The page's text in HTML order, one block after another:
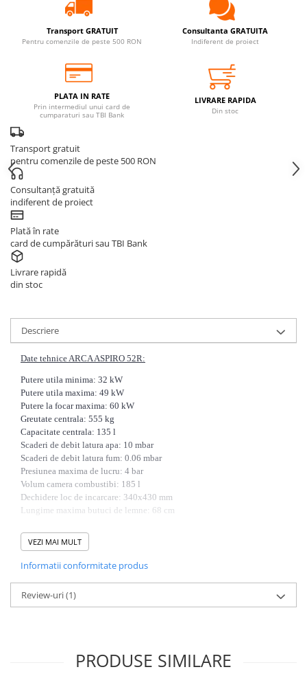
Transport GRATUIT
Pentru comenzile de peste 500 RON
Consultanta GRATUITA
Indiferent de proiect
PLATA IN RATE
Prin intermediul unui card de
cumparaturi sau TBI Bank
LIVRARE RAPIDA
Din stoc
Transport gratuit
pentru comenzile de peste 500 RON
Consultanță gratuită
indiferent de proiect
Plată în rate
card de cumpărături sau TBI Bank
Livrare rapidă
din stoc
Descriere
Date tehnice ARCA ASPIRO 52R:
Putere utila minima: 32 kW
Putere utila maxima: 49 kW
Putere la focar maxima: 60 kW
Greutate centrala: 555 kg
Capacitate centrala: 135 l
Scaderi de debit latura apa: 10 mbar
Scaderi de debit latura fum: 0.06 mbar
Presiunea maxima de lucru: 4 bar
Volum camera combustibi: 185 l
Dechidere loc de incarcare: 340x430 mm
Lungime maxima butuci de lemne: 68 cm
DIMENSIUNI
Inaltime: 1300 mm
Latime: 650 mm
Racorduri tur/retur: 1.1/2″
GARANTIE 3 ANI pentru corpul cazanului, 2 ANI pentru partile
VEZI MAI MULT
Informatii conformitate produs
Review-uri(1)
PRODUSE SIMILARE